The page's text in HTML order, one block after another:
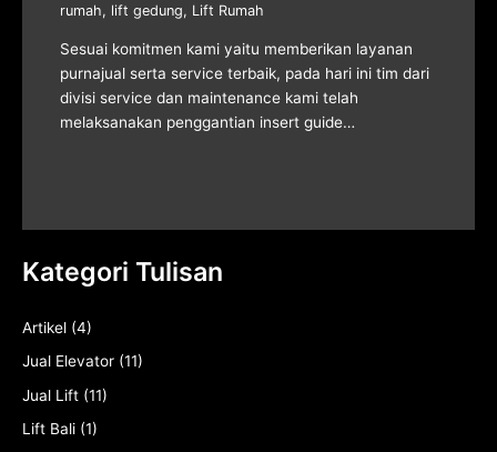
rumah, lift gedung, Lift Rumah
Sesuai komitmen kami yaitu memberikan layanan
purnajual serta service terbaik, pada hari ini tim dari
divisi service dan maintenance kami telah
melaksanakan penggantian insert guide…
Kategori Tulisan
Artikel (4)
Jual Elevator (11)
Jual Lift (11)
Lift Bali (1)